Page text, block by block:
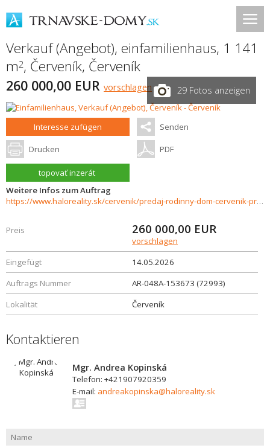
Verkauf (Angebot), einfamilienhaus, 1 141
m2, Červeník, Červeník
260 000,00 EUR vorschlagen 29 Fotos anzeigen
Interesse zufügen Senden
Drucken PDF
topovať inzerát
Weitere Infos zum Auftrag
https://www.haloreality.sk/cervenik/predaj-rodinny-dom-cervenik-pre-velku-rodinu-aj-podnikanie---exkluzivne-halo-reality/72993
Preis 260 000,00 EUR
vorschlagen
Eingefügt
14.05.2026
Auftrags Nummer
AR-048A-153673 (72993)
Lokalität
Červeník
Kontaktieren
Mgr. Andrea Kopinská
Telefon: +421907920359
E-mail: andreakopinska@haloreality.sk